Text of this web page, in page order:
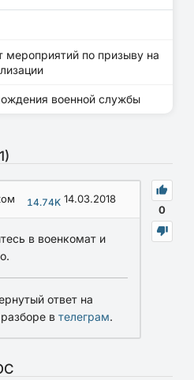
мероприятий по призыву на
военной службы
1)
0
14.74K 14.03.2018
в военкомат и
ответ на
в телеграм.